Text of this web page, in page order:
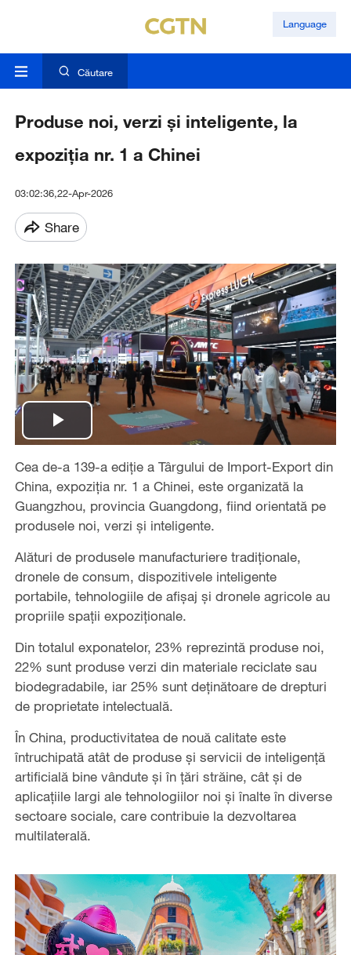
Language
Căutare
Produse noi, verzi și inteligente, la
expoziția nr. 1 a Chinei
03:02:36,22-Apr-2026
Share
Play
Video
Cea de-a 139-a ediție a Târgului de Import-Export din
China, expoziția nr. 1 a Chinei, este organizată la
Guangzhou, provincia Guangdong, fiind orientată pe
produsele noi, verzi și inteligente.
Alături de produsele manufacturiere tradiționale,
dronele de consum, dispozitivele inteligente
portabile, tehnologiile de afișaj și dronele agricole au
propriile spații expoziționale.
Din totalul exponatelor, 23% reprezintă produse noi,
22% sunt produse verzi din materiale reciclate sau
biodegradabile, iar 25% sunt deținătoare de drepturi
de proprietate intelectuală.
În China, productivitatea de nouă calitate este
întruchipată atât de produse și servicii de inteligență
artificială bine vândute și în țări străine, cât și de
aplicațiile largi ale tehnologiilor noi și înalte în diverse
sectoare sociale, care contribuie la dezvoltarea
multilaterală.